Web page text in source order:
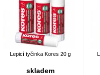
Lepicí tyčinka Kores 20 g
skladem